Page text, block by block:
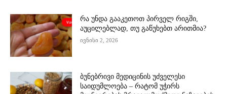
რა უნდა გააკეთოთ პირველ რიგში,
აუცილებლად, თუ გაწუხებთ არითმია?
ივნისი 2, 2026
ბუნებრივი მედიცინის უძველესი
საიდუმლოება – რატომ უჭირს